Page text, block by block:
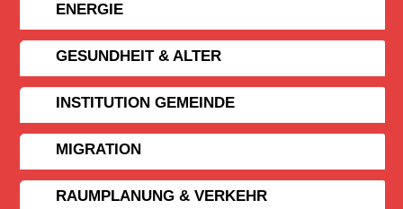
ENERGIE
GESUNDHEIT & ALTER
INSTITUTION GEMEINDE
MIGRATION
RAUMPLANUNG & VERKEHR